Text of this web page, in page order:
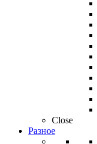
Close
Разное